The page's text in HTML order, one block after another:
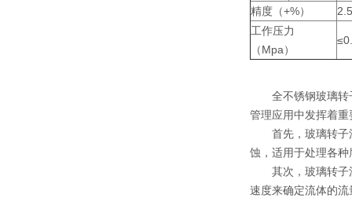
精度（+%）
2.5
工作压力
（Mpa）
全不锈钢玻璃转子
管理应用中发挥着重
首先，玻璃转子流
蚀，适用于处理各
其次，玻璃转子流
速度来确定流体的